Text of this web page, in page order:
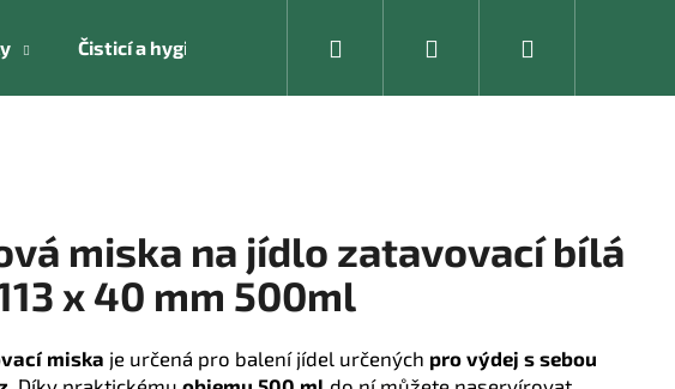
Čisticí a hygienické pomůcky Kancelářské vybavení
Přihlášení
miska na jídlo zatavovací bílá
x 40 mm 500ml
miska je určená pro balení jídel určených pro výdej s sebou